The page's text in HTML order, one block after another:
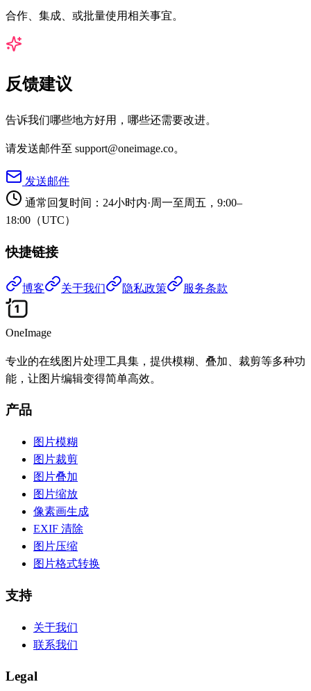
合作、集成、或批量使用相关事宜。
反馈建议
告诉我们哪些地方好用，哪些还需要改进。
请发送邮件至 support@oneimage.co。
发送邮件
通常回复时间：24小时内·周一至周五，9:00–
18:00（UTC）
快捷链接
博客 关于我们 隐私政策 服务条款
OneImage
专业的在线图片处理工具集，提供模糊、叠加、裁剪等多种功
能，让图片编辑变得简单高效。
产品
图片模糊
图片裁剪
图片叠加
图片缩放
像素画生成
EXIF 清除
图片压缩
图片格式转换
支持
关于我们
联系我们
Legal